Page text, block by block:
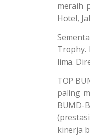
meraih
Hotel,
Trophy.
lima.
TOP
paling
BUMD-
kinerja